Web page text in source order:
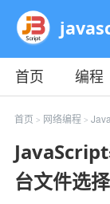
首页 编程
教程
平面
首页 > 网络编程 >
台文件选